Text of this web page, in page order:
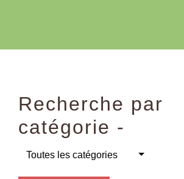
Recherche par
catégorie -
Toutes les catégories